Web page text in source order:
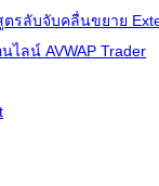
รลับจับคลื่นขยาย
ไลน์ AVWAP Trader